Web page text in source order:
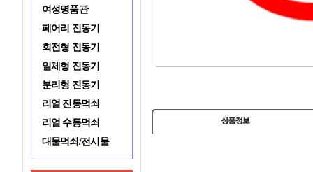
여성명품관
페어리 진동기
회전형 진동기
일체형 진동기
분리형 진동기
리얼 진동먹쇠
리얼 수동먹쇠
대물먹쇠/전시물